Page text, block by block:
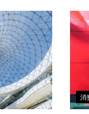
消